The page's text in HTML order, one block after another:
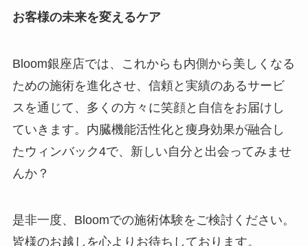
お客様の未来を変えるケア
Bloom銀座店では、これからも内側から美しくなる
ための施術を進化させ、信頼と実績のあるサービ
スを通じて、多くの方々に笑顔と自信をお届けし
ていきます。内臓機能活性化と痩身効果が融合し
たウィンバック4で、新しい自分と出会ってみませ
んか？
是非一度、Bloomでの施術体験をご検討ください。
皆様のお越しを心よりお待ちしております。